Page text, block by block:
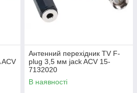
ACV
Антенний перехідник TV F-
plug 3,5 мм jack ACV 15-
7132020
В наявності